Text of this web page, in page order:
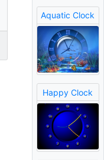
Aquatic Clock
Happy Clock